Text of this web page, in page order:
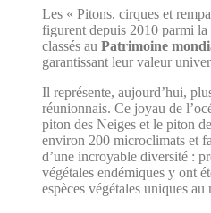
Les « Pitons, cirques et
figurent depuis 2010 parmi la
classés au Patrimoine
garantissant leur valeur
Il représente, aujourd’hui,
réunionnais. Ce joyau de
piton des Neiges et le piton
environ 200 microclimats et
d’une incroyable diversité :
végétales endémiques y ont
espèces végétales uniques au